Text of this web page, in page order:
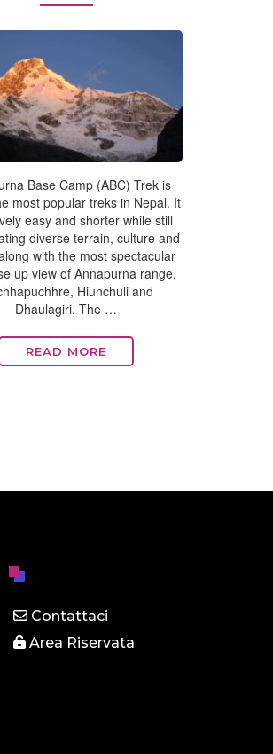
Base Camp (ABC) Trek is
most popular treks in Nepal. It
easy and shorter while still
diverse terrain, culture and
with the most spectacular
up view of Annapurna range,
Hiunchuli and
Dhaulagiri. The …
READ MORE
Contattaci
Area Riservata